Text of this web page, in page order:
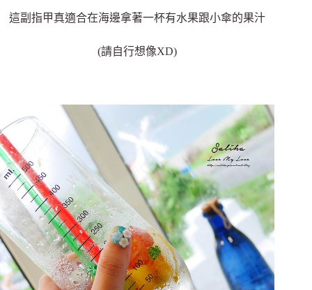
這副指甲真適合在海邊拿著一杯有水果跟小傘的果汁
(請自行想像XD)